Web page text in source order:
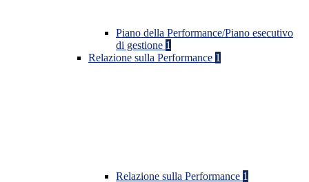
Piano della Performance/Piano esecutivo
di gestione 1
Relazione sulla Performance 1
Relazione sulla Performance 1